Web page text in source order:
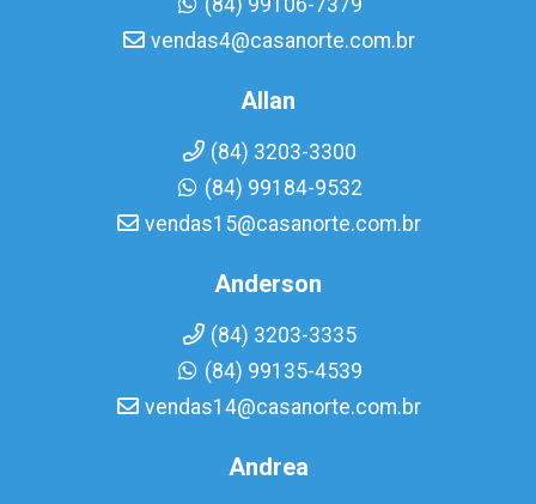
(84) 99106-7379
vendas4@casanorte.com.br
Allan
(84) 3203-3300
(84) 99184-9532
vendas15@casanorte.com.br
Anderson
(84) 3203-3335
(84) 99135-4539
vendas14@casanorte.com.br
Andrea